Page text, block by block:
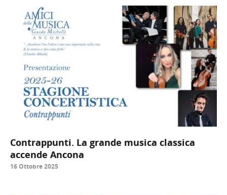
Contrappunti. La grande musica classica
accende Ancona
16 Ottobre 2025